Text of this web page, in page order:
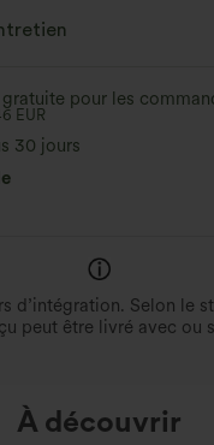
Soutien-gorge intégré
pour les
EUR
30 jours
d’intégration. Selon le
peut être livré avec ou
À découvrir